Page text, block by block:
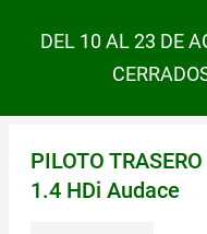
DEL 10 AL 23 DE
PILOTO
1.4 HDi Audace